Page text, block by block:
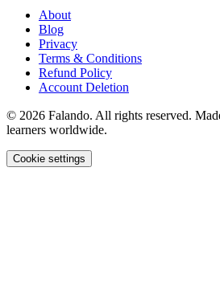
About
Blog
Privacy
Terms & Conditions
Refund Policy
Account Deletion
© 2026 Falando. All rights reserved.
learners worldwide.
Cookie settings